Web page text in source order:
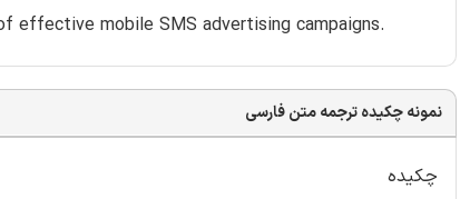
effective mobile SMS advertising campaigns.
نمونه چکیده ترجمه متن فارسی
چکیده